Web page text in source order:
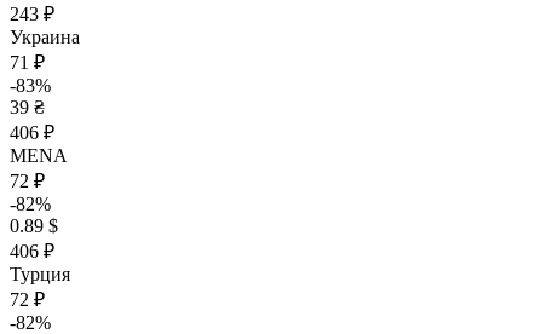
243 ₽
Украина
71 ₽
-83%
39 ₴
406 ₽
MENA
72 ₽
-82%
0.89 $
406 ₽
Турция
72 ₽
-82%